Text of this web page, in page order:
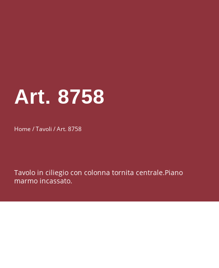
Art. 8758
Home /Tavoli / Art. 8758
Tavolo in ciliegio con colonna tornita centrale.Piano
marmo incassato.